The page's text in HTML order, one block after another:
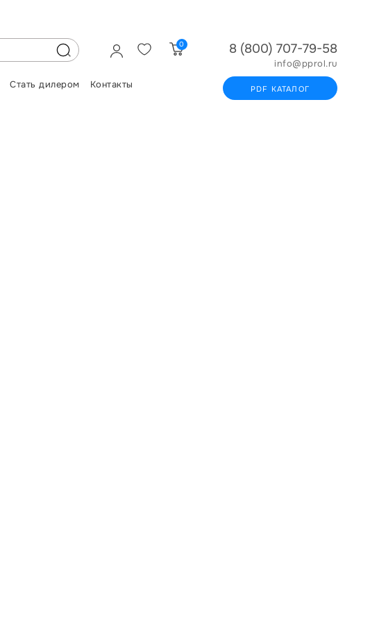
0
Стать дилером Контакты
8 (800) 707-79-58
info@pprol.ru
PDF КАТАЛОГ